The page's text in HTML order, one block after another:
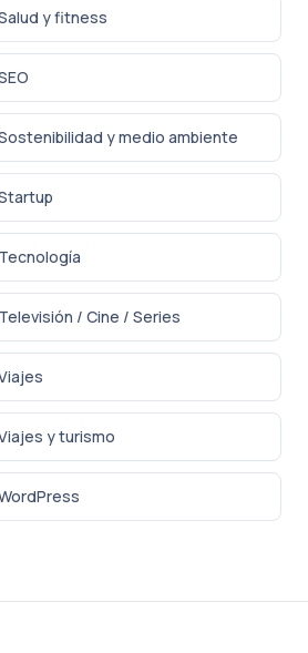
y fitness
y medio ambiente
/ Cine / Series
y turismo